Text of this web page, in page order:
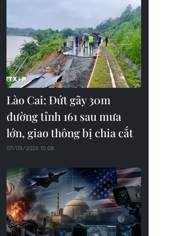
Lào Cai: Đứt gãy 30m
đường tỉnh 161 sau mưa
lớn, giao thông bị chia cắt
07/08/2026 10:08